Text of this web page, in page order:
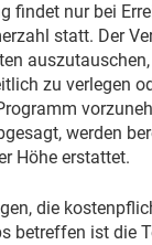
findet nur bei
statt. Der
zu verlegen
werden
Höhe erstattet.
die
betreffen ist die